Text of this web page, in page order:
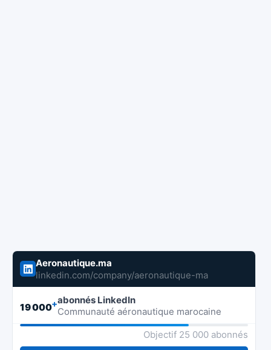
Aeronautique.ma
linkedin.com/company/aeronautique-ma
19 000+abonnés LinkedIn
Communauté aéronautique marocaine
Objectif 25 000 abonnés